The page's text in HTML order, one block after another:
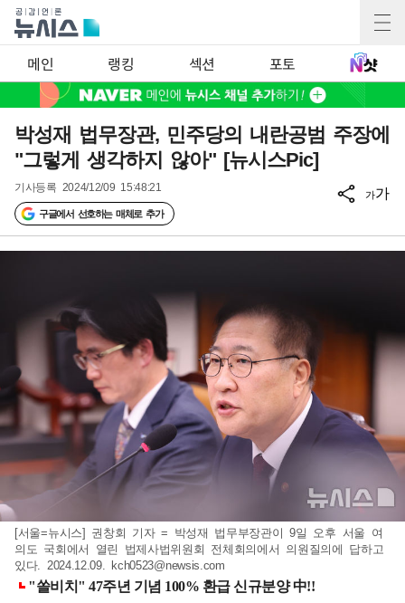
메인 랭킹 섹션 포토
박성재 법무장관, 민주당의 내란공범 주장에
"그렇게 생각하지 않아" [뉴시스Pic]
기사등록 2024/12/09 15:48:21
구글에서 선호하는 매체로 추가
가가
[서울=뉴시스] 권창회 기자 = 박성재 법무부장관이 9일 오후 서울 여
의도 국회에서 열린 법제사법위원회 전체회의에서 의원질의에 답하고
있다. 2024.12.09. kch0523@newsis.com